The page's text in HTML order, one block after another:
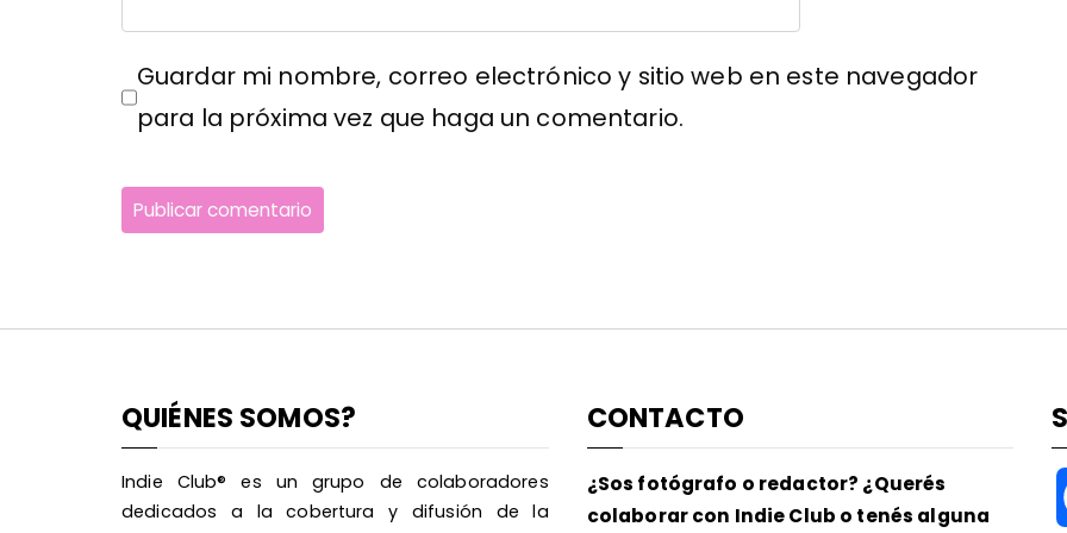
Guardar mi nombre, correo electrónico y sitio web en este navegador
para la próxima vez que haga un comentario.
QUIÉNES SOMOS?
Indie Club® es un grupo de colaboradores
dedicados a la cobertura y difusión de la
CONTACTO
¿Sos fotógrafo o redactor? ¿Querés
colaborar con Indie Club o tenés alguna